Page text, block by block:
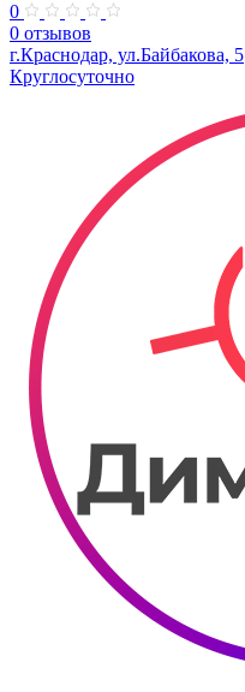
0
0 отзывов
г.Краснодар, ул.Байбакова, 5
Круглосуточно